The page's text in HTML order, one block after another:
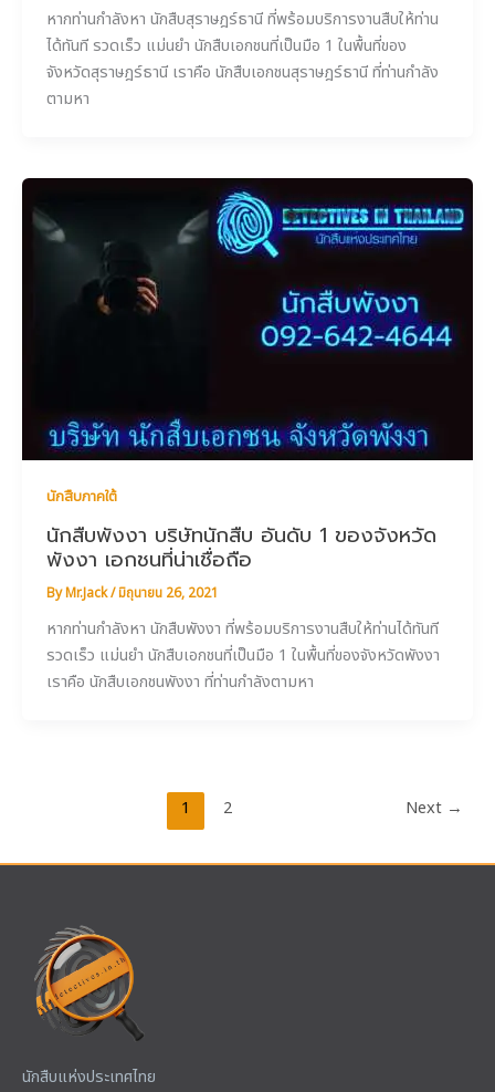
หากท่านกำลังหา นักสืบสุราษฎร์ธานี ที่พร้อมบริการงานสืบให้ท่าน
ได้ทันที รวดเร็ว แม่นยำ นักสืบเอกชนที่เป็นมือ 1 ในพื้นที่ของ
จังหวัดสุราษฎร์ธานี เราคือ นักสืบเอกชนสุราษฎร์ธานี ที่ท่านกำลัง
ตามหา
นักสืบภาคใต้
นักสืบพังงา บริษัทนักสืบ อันดับ 1 ของจังหวัด
พังงา เอกชนที่น่าเชื่อถือ
ByMr.Jack/มิถุนายน 26, 2021
หากท่านกำลังหา นักสืบพังงา ที่พร้อมบริการงานสืบให้ท่านได้ทันที
รวดเร็ว แม่นยำ นักสืบเอกชนที่เป็นมือ 1 ในพื้นที่ของจังหวัดพังงา
เราคือ นักสืบเอกชนพังงา ที่ท่านกำลังตามหา
1 2 Next →
นักสืบแห่งประเทศไทย